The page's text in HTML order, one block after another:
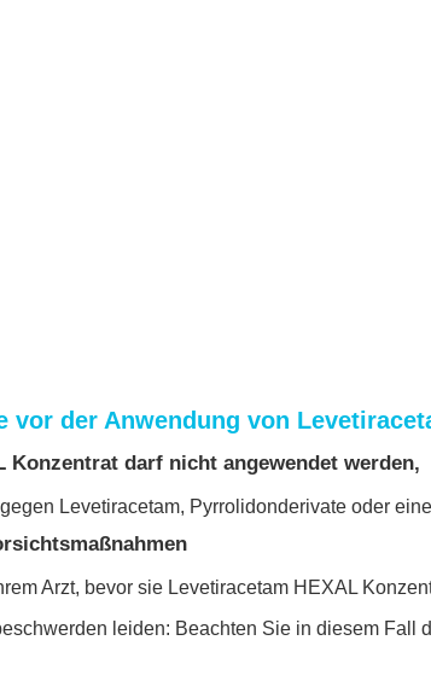
vor der Anwendung von
Konzentrat darf nicht angewendet werden,
Levetiracetam, Pyrrolidonderivate oder
Arzt, bevor sie Levetiracetam HEXAL
leiden: Beachten Sie in diesem Fall